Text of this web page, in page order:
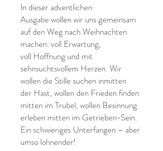
In dieser adventlichen
Ausgabe wollen wir uns gemeinsam
auf den Weg nach Weihnachten
machen: voll Erwartung,
voll Hoffnung und mit
sehnsuchtsvollem Herzen. Wir
wollen die Stille suchen inmitten
der Hast, wollen den Frieden finden
mitten im Trubel, wollen Besinnung
erleben mitten im Getrieben-Sein.
Ein schwieriges Unterfangen – aber
umso lohnender!